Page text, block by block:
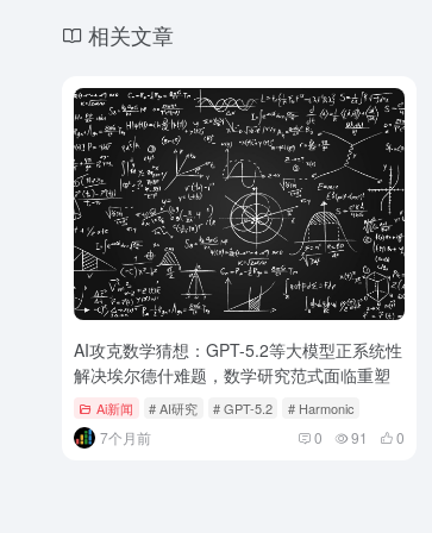
相关文章
AI攻克数学猜想：GPT-5.2等大模型正系统性
解决埃尔德什难题，数学研究范式面临重塑
Ai新闻 # AI研究 # GPT-5.2 # Harmonic
7个月前 0 91 0